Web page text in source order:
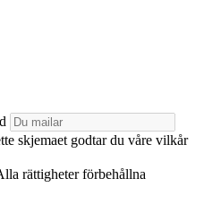
skjemaet godtar du våre vilkår
rättigheter förbehållna